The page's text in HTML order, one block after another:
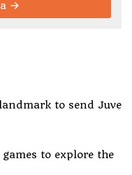
to send Juve
to explore the